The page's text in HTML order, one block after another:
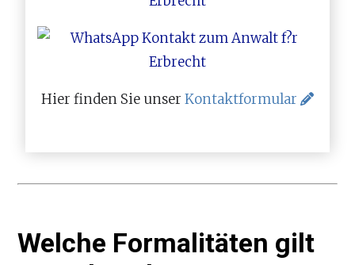
Hier finden Sie unser Kontaktformular
Welche Formalitäten gilt